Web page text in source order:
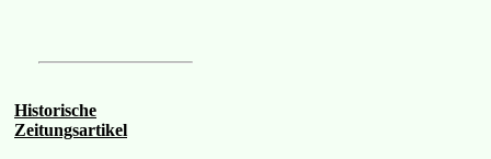
Historische
Zeitungsartikel